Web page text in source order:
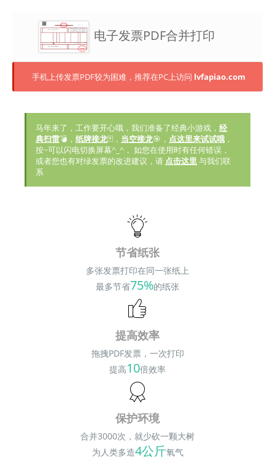
电子发票PDF合并打印
手机上传发票PDF较为困难，推荐在PC上访问 lvfapiao.com
马年来了，工作要开心哦，我们准备了经典小游戏， 经
典扫雷💣， 纸牌接龙🃏， 当空接龙🎯， 点这里来试试哦 ，
按~可以闪电切换屏幕^_^， 如您在使用时有任何错误，
或者您也有对绿发票的改进建议，请 点击这里与我们联
系
节省纸张
多张发票打印在同一张纸上
最多节省75%的纸张
提高效率
拖拽PDF发票，一次打印
提高10倍效率
保护环境
合并3000次，就少砍一颗大树
为人类多造4公斤氧气